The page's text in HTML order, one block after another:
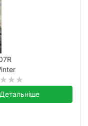
Детальніше